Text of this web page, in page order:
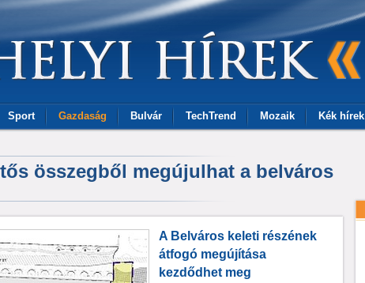
Sport Gazdaság Bulvár TechTrend Mozaik Kék hírek
összegből megújulhat a belváros
A Belváros keleti részének
átfogó megújítása
kezdődhet meg